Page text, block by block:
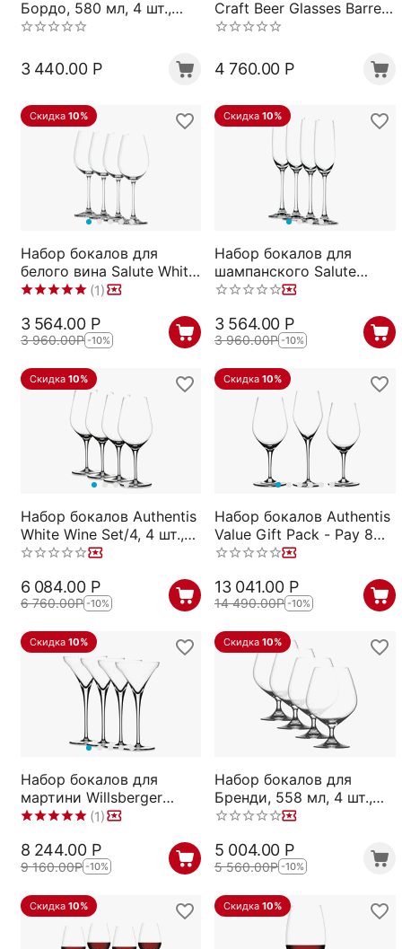
Бордо, 580 мл, 4 шт.,
прозрачные,
серия Winelovers,
Spiegelau
3 440.00 Р
Craft Beer Glasses Barrel
Aged Beer, 4 шт., 510 мл,
4 760.00 Р
Скидка 10%
Набор бокалов для
белого вина Salute White
Wine, 4 шт., 465 мл,
(1)
3 564.00 Р
3 960.00Р -10%
Скидка 10%
Набор бокалов для
шампанского Salute
Champagne Glass, 4 шт.,
Spiegelau
3 564.00 Р
3 960.00Р -10%
Скидка 10%
Набор бокалов Authentis
White Wine Set/4, 4 шт.,
420 мл, 4400182,
6 084.00 Р
6 760.00Р -10%
Скидка 10%
Набор бокалов Authentis
Value Gift Pack - Pay 8
Get 12, 12 шт., 4400192,
13 041.00 Р
14 490.00Р -10%
Скидка 10%
Набор бокалов для
мартини Willsberger
Anniversary Martini, 4 шт.,
Spiegelau
(1)
8 244.00 Р
9 160.00Р -10%
Скидка 10%
Набор бокалов для
Бренди, 558 мл, 4 шт.,
бессвинцовый хрусталь,
Spiegelau
5 004.00 Р
5 560.00Р -10%
Скидка 10% Скидка 10%